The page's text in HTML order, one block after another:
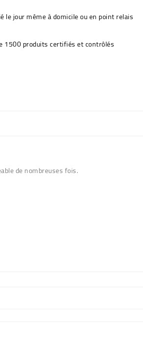
le jour même à domicile ou en point relais
1500 produits certifiés et contrôlés
de nombreuses fois.